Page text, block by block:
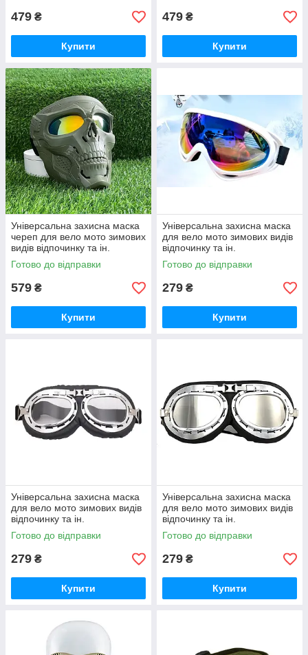
479 ₴
Купити
479 ₴
Купити
Універсальна захисна маска
череп для вело мото зимових
видів відпочинку та ін.
Готово до відправки
579 ₴
Купити
Універсальна захисна маска
для вело мото зимових видів
відпочинку та ін.
Готово до відправки
279 ₴
Купити
Універсальна захисна маска
для вело мото зимових видів
відпочинку та ін.
Готово до відправки
279 ₴
Купити
Універсальна захисна маска
для вело мото зимових видів
відпочинку та ін.
Готово до відправки
279 ₴
Купити